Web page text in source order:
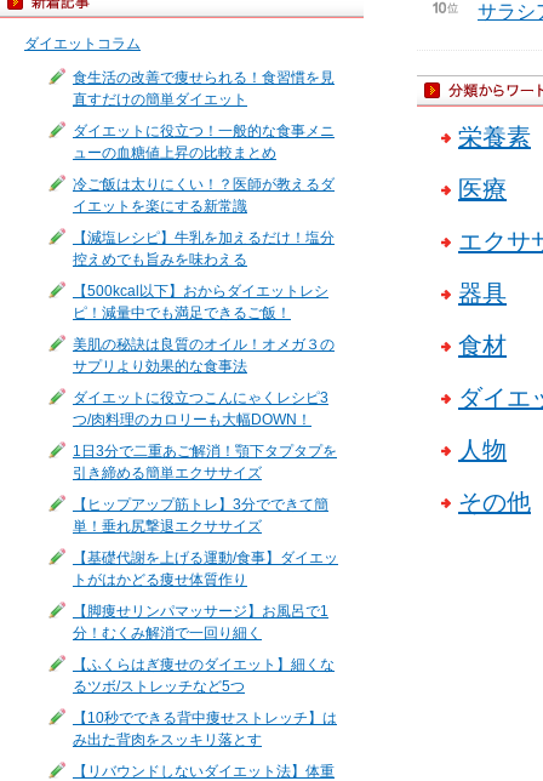
ダイエットコラム
食生活の改善で痩せられる！食習慣を見
直すだけの簡単ダイエット
ダイエットに役立つ！一般的な食事メニ
ューの血糖値上昇の比較まとめ
冷ご飯は太りにくい！？医師が教えるダ
イエットを楽にする新常識
【減塩レシピ】牛乳を加えるだけ！塩分
控えめでも旨みを味わえる
【500kcal以下】おからダイエットレシ
ピ！減量中でも満足できるご飯！
美肌の秘訣は良質のオイル！オメガ３の
サプリより効果的な食事法
ダイエットに役立つこんにゃくレシピ3
つ/肉料理のカロリーも大幅DOWN！
1日3分で二重あご解消！顎下タプタプを
引き締める簡単エクササイズ
【ヒップアップ筋トレ】3分でできて簡
単！垂れ尻撃退エクササイズ
【基礎代謝を上げる運動/食事】ダイエッ
トがはかどる痩せ体質作り
【脚痩せリンパマッサージ】お風呂で1
分！むくみ解消で一回り細く
【ふくらはぎ痩せのダイエット】細くな
るツボ/ストレッチなど5つ
【10秒でできる背中痩せストレッチ】は
み出た背肉をスッキリ落とす
【リバウンドしないダイエット法】体重
サラシ
栄養素
医療
エクサ
器具
食材
ダイエ
人物
その他